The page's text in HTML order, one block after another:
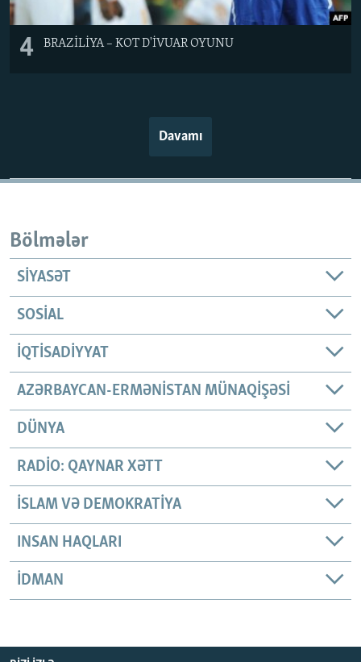
4 BRAZİLİYA – KOT D'İVUAR OYUNU
Davamı
Bölmələr
SIYASƏT
SOSIAL
İQTISADIYYAT
AZƏRBAYCAN-ERMƏNISTAN MÜNAQIŞƏSI
DÜNYA
RADIO: QAYNAR XƏTT
İSLAM VƏ DEMOKRATIYA
INSAN HAQLARI
İDMAN